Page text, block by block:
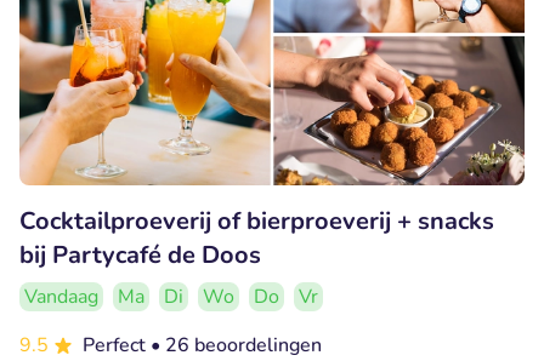
Cocktailproeverij of bierproeverij + snacks
bij Partycafé de Doos
Vandaag Ma Di Wo Do
Vr
9.5
Perfect • 26 beoordelingen